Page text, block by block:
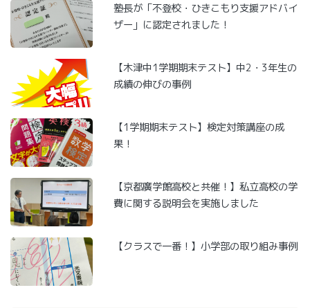
塾長が「不登校・ひきこもり支援アドバイ
ザー」に認定されました！
【木津中1学期期末テスト】中2・3年生の
成績の伸びの事例
【1学期期末テスト】検定対策講座の成
果！
【京都廣学館高校と共催！】私立高校の学
費に関する説明会を実施しました
【クラスで一番！】小学部の取り組み事例